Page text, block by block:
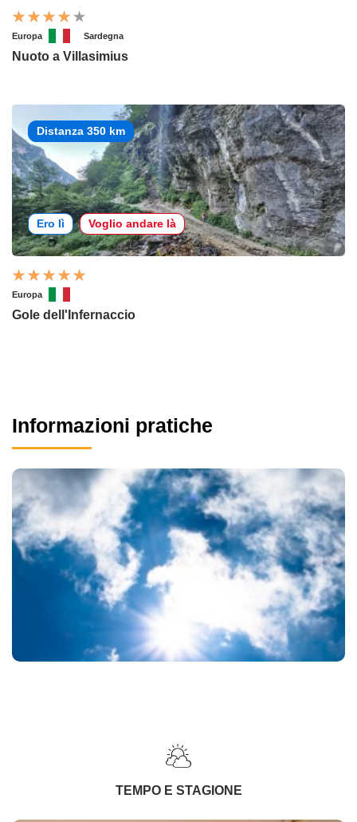
Europa Sardegna
Nuoto a Villasimius
Distanza 350 km
Ero lì Voglio andare là
Europa
Gole dell'Infernaccio
Informazioni pratiche
TEMPO E STAGIONE